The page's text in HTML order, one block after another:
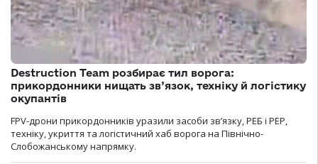
Destruction Team розбирає тил ворога:
прикордонники нищать зв’язок, техніку й логістику
окупантів
FPV-дрони прикордонників уразили засоби зв’язку, РЕБ і РЕР,
техніку, укриття та логістичний хаб ворога на Північно-
Слобожанському напрямку.